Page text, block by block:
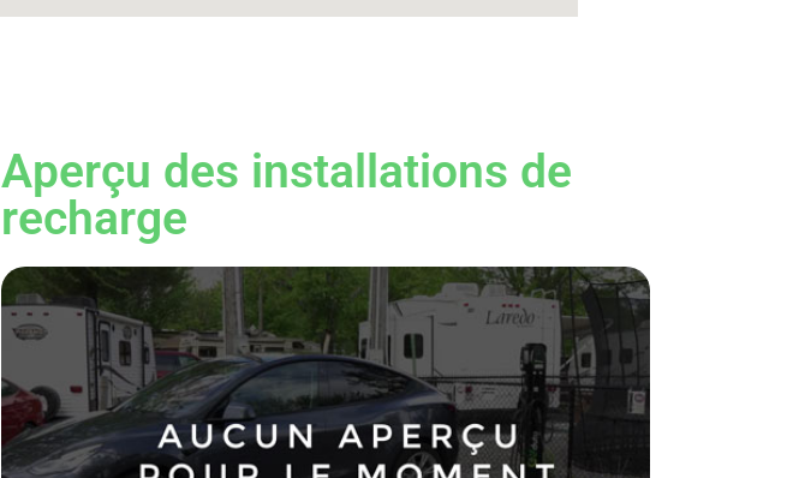
Aperçu des installations de
recharge